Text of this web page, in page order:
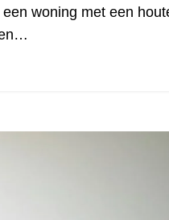
woning met een